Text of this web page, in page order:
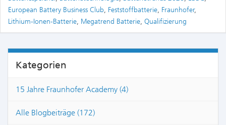
European Battery Business Club, Feststoffbatterie, Fraunhofer,
Lithium-Ionen-Batterie, Megatrend Batterie, Qualifizierung
Kategorien
15 Jahre Fraunhofer Academy (4)
Alle Blogbeiträge (172)